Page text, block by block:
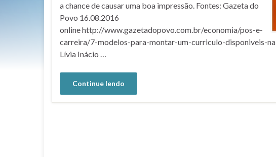
a chance de causar uma boa impressão. Fontes: Gazeta do
Povo 16.08.2016
online http://www.gazetadopovo.com.br/economia/pos-e-
carreira/7-modelos-para-montar-um-curriculo-disponiveis-
Lívia Inácio …
Continue lendo